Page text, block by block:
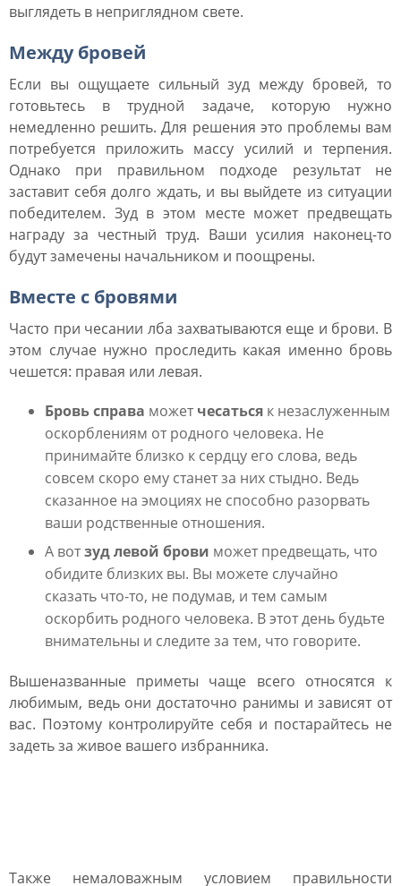
выглядеть в неприглядном свете.
Между бровей
Если вы ощущаете сильный зуд между бровей, то
готовьтесь в трудной задаче, которую нужно
немедленно решить. Для решения это проблемы вам
потребуется приложить массу усилий и терпения.
Однако при правильном подходе результат не
заставит себя долго ждать, и вы выйдете из ситуации
победителем. Зуд в этом месте может предвещать
награду за честный труд. Ваши усилия наконец-то
будут замечены начальником и поощрены.
Вместе с бровями
Часто при чесании лба захватываются еще и брови. В
этом случае нужно проследить какая именно бровь
чешется: правая или левая.
Бровь справа можетчесаться к незаслуженным
оскорблениям от родного человека. Не
принимайте близко к сердцу его слова, ведь
совсем скоро ему станет за них стыдно. Ведь
сказанное на эмоциях не способно разорвать
ваши родственные отношения.
А вотзуд левой брови может предвещать, что
обидите близких вы. Вы можете случайно
сказать что-то, не подумав, и тем самым
оскорбить родного человека. В этот день будьте
внимательны и следите за тем, что говорите.
Вышеназванные приметы чаще всего относятся к
любимым, ведь они достаточно ранимы и зависят от
вас. Поэтому контролируйте себя и постарайтесь не
задеть за живое вашего избранника.
Также немаловажным условием правильности